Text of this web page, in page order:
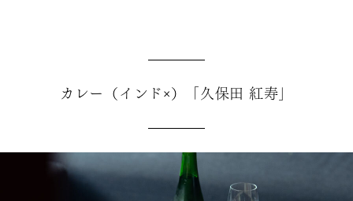
カレー（インド×）「久保田 紅寿」